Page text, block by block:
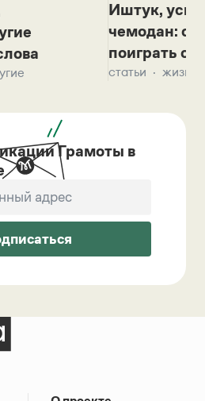
Иштук,
чемодан:
поиграть с
статьи жизнь
Грамоты в